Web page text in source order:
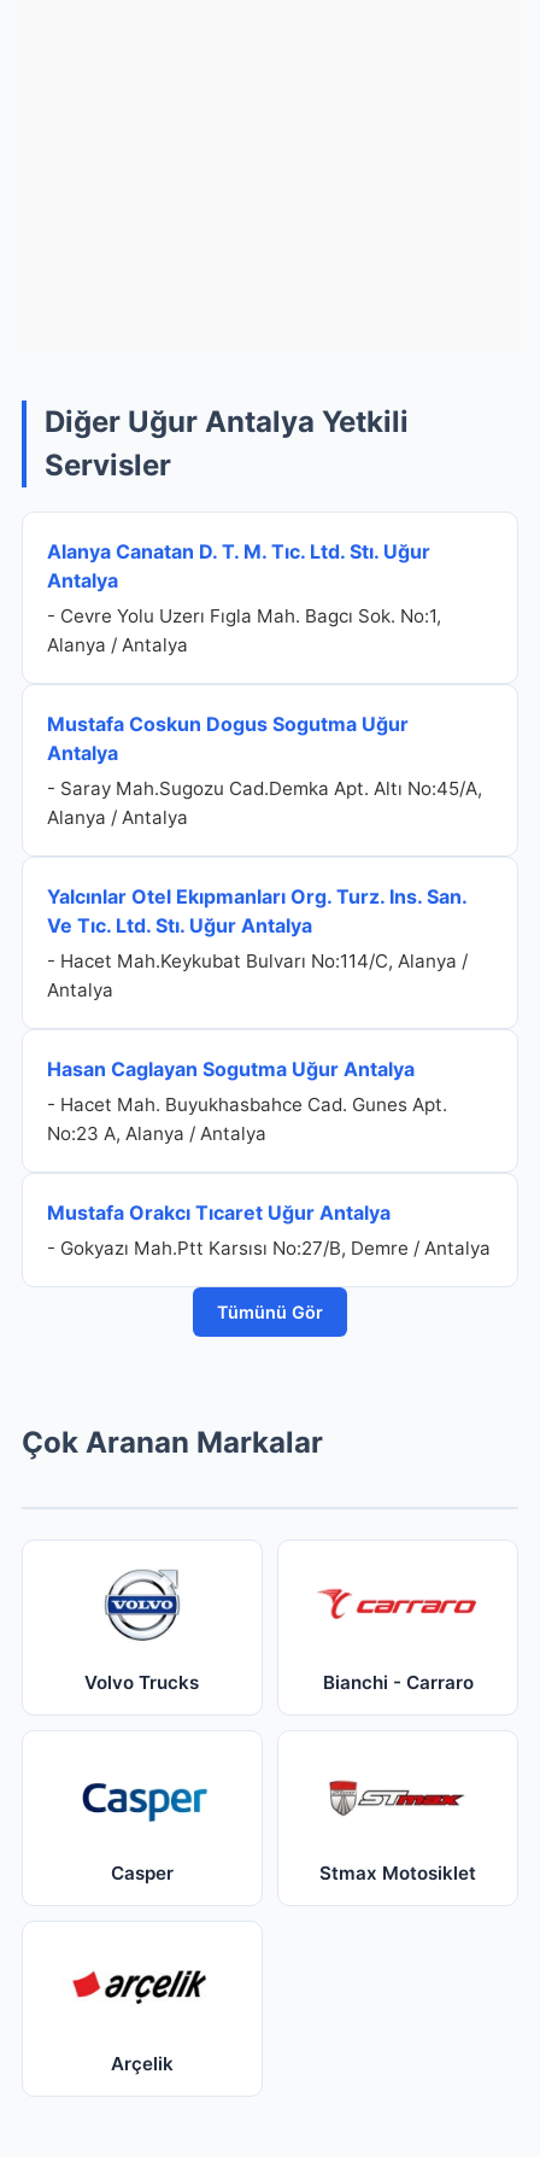
Diğer Uğur Antalya Yetkili
Servisler
Alanya Canatan D. T. M. Tıc. Ltd. Stı. Uğur
Antalya
- Cevre Yolu Uzerı Fıgla Mah. Bagcı Sok. No:1,
Alanya / Antalya
Mustafa Coskun Dogus Sogutma Uğur
Antalya
- Saray Mah.Sugozu Cad.Demka Apt. Altı No:45/A,
Alanya / Antalya
Yalcınlar Otel Ekıpmanları Org. Turz. Ins. San.
Ve Tıc. Ltd. Stı. Uğur Antalya
- Hacet Mah.Keykubat Bulvarı No:114/C, Alanya /
Antalya
Hasan Caglayan Sogutma Uğur Antalya
- Hacet Mah. Buyukhasbahce Cad. Gunes Apt.
No:23 A, Alanya / Antalya
Mustafa Orakcı Tıcaret Uğur Antalya
- Gokyazı Mah.Ptt Karsısı No:27/B, Demre / Antalya
Tümünü Gör
Çok Aranan Markalar
Volvo Trucks Bianchi - Carraro
Casper Stmax Motosiklet
Arçelik